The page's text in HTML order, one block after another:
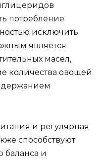
потребление
исключить
является
масел,
количества овощей
и регулярная
способствуют
и